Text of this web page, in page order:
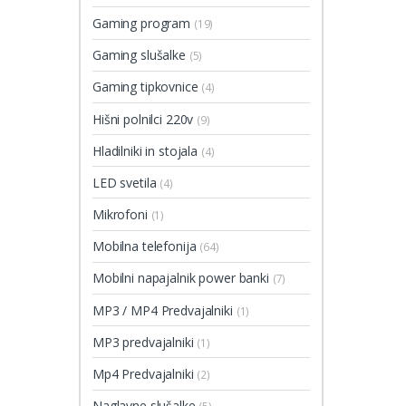
Gaming program (19)
Gaming slušalke (5)
Gaming tipkovnice (4)
Hišni polnilci 220v (9)
Hladilniki in stojala (4)
LED svetila (4)
Mikrofoni (1)
Mobilna telefonija (64)
Mobilni napajalnik power banki (7)
MP3 / MP4 Predvajalniki (1)
MP3 predvajalniki (1)
Mp4 Predvajalniki (2)